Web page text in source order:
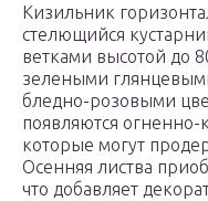
Кизильник
стелющийся
ветками высотой до
зелеными
бледно-розовыми
появляются
которые могут
Осенняя листва
что добавляет